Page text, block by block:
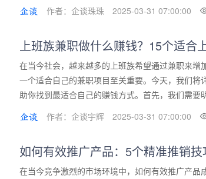
作者：企谈珠珠
2025-03-31 07:00:00
上班族兼职做什么赚钱？15个适合
在当今社会，越来越多的上班族希望通过兼职来
一个适合自己的兼职项目至关重要。今天，我们
助你找到最适合自己的赚钱方式。首先，我们需
作者：企谈宇辉
2025-03-31 07:00:00
如何有效推广产品：5个精准推销
在当今竞争激烈的市场环境中，如何有效推广产品